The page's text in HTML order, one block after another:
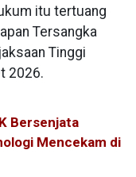
itu tertuang
Tersangka
Tinggi
2026.
Bersenjata
Mencekam di